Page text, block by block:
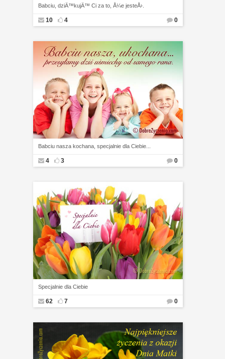
Babciu, dziÄ™kujÄ™ Ci za to, Å¼e jesteÅ›.
10 4 0
Babciu nasza kochana, specjalnie dla Ciebie...
4 3 0
Specjalnie dla Ciebie
62 7 0